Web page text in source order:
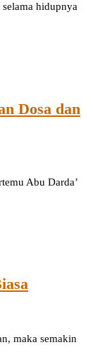
hidupnya
Dosa dan
Abu Darda’
maka semakin